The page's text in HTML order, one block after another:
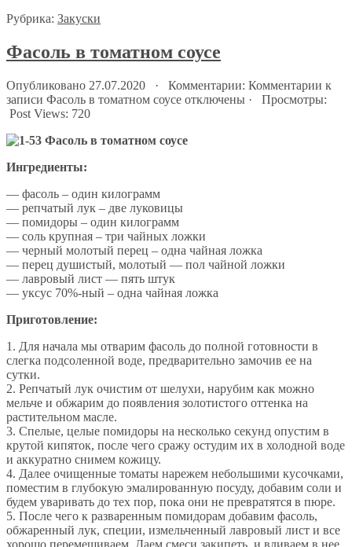
Рубрика: Закуски
Фасоль в томатном соусе
Опубликовано 27.07.2020 · Комментарии: Комментарии к
записи Фасоль в томатном соусе отключены · Просмотры:
Post Views: 720
Ингредиенты:
— фасоль – один килограмм
— репчатый лук – две луковицы
— помидоры – один килограмм
— соль крупная – три чайных ложки
— черный молотый перец – одна чайная ложка
— перец душистый, молотый — пол чайной ложки
— лавровый лист — пять штук
— уксус 70%-ный – одна чайная ложка
Приготовление:
1. Для начала мы отварим фасоль до полной готовности в
слегка подсоленной воде, предварительно замочив ее на
сутки.
2. Репчатый лук очистим от шелухи, нарубим как можно
мельче и обжарим до появления золотистого оттенка на
растительном масле.
3. Спелые, целые помидоры на несколько секунд опустим в
крутой кипяток, после чего сражу остудим их в холодной воде
и аккуратно снимем кожицу.
4. Далее очищенные томаты нарежем небольшими кусочками,
поместим в глубокую эмалированную посуду, добавим соли и
будем уваривать до тех пор, пока они не превратятся в пюре.
5. После чего к разваренным помидорам добавим фасоль,
обжаренный лук, специи, измельченный лавровый лист и все
хорошо перемешиваем. Даем смеси закипеть, и вливаем в нее